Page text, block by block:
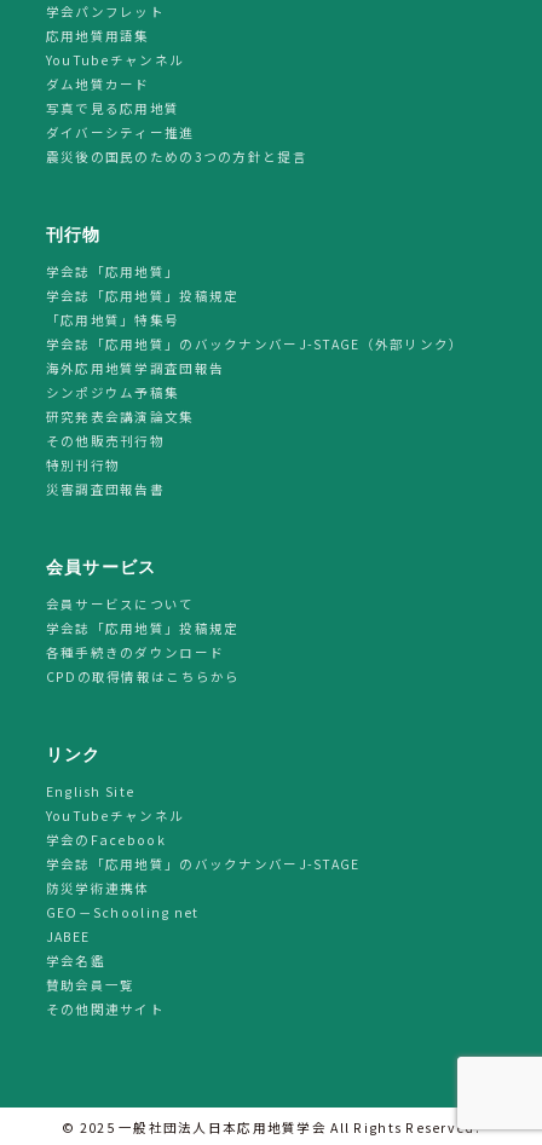
学会パンフレット
応用地質用語集
YouTubeチャンネル
ダム地質カード
写真で見る応用地質
ダイバーシティー推進
震災後の国民のための3つの方針と提言
刊行物
学会誌「応用地質」
学会誌「応用地質」投稿規定
「応用地質」特集号
学会誌「応用地質」のバックナンバーJ-STAGE（外部リンク）
海外応用地質学調査団報告
シンポジウム予稿集
研究発表会講演論文集
その他販売刊行物
特別刊行物
災害調査団報告書
会員サービス
会員サービスについて
学会誌「応用地質」投稿規定
各種手続きのダウンロード
CPDの取得情報はこちらから
リンク
English Site
YouTubeチャンネル
学会のFacebook
学会誌「応用地質」のバックナンバーJ-STAGE
防災学術連携体
GEO－Schooling net
JABEE
学会名鑑
賛助会員一覧
その他関連サイト
© 2025 一般社団法人日本応用地質学会 All Rights Reserved.